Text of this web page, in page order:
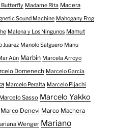
Butterfly Madame Rita Madera
Sound Machine Mahogany Frog
Malena y Los Ningunos Mamut
Juarez Manolo Salguero Manu
Aún Marbin Marcela Arroyo
Domenech Marcelo García
Marcelo Peralta Marcelo Pijachi
Marcelo Sasso Marcelo Yakko
Marco Denevi Marco Machera
Wenger Mariano